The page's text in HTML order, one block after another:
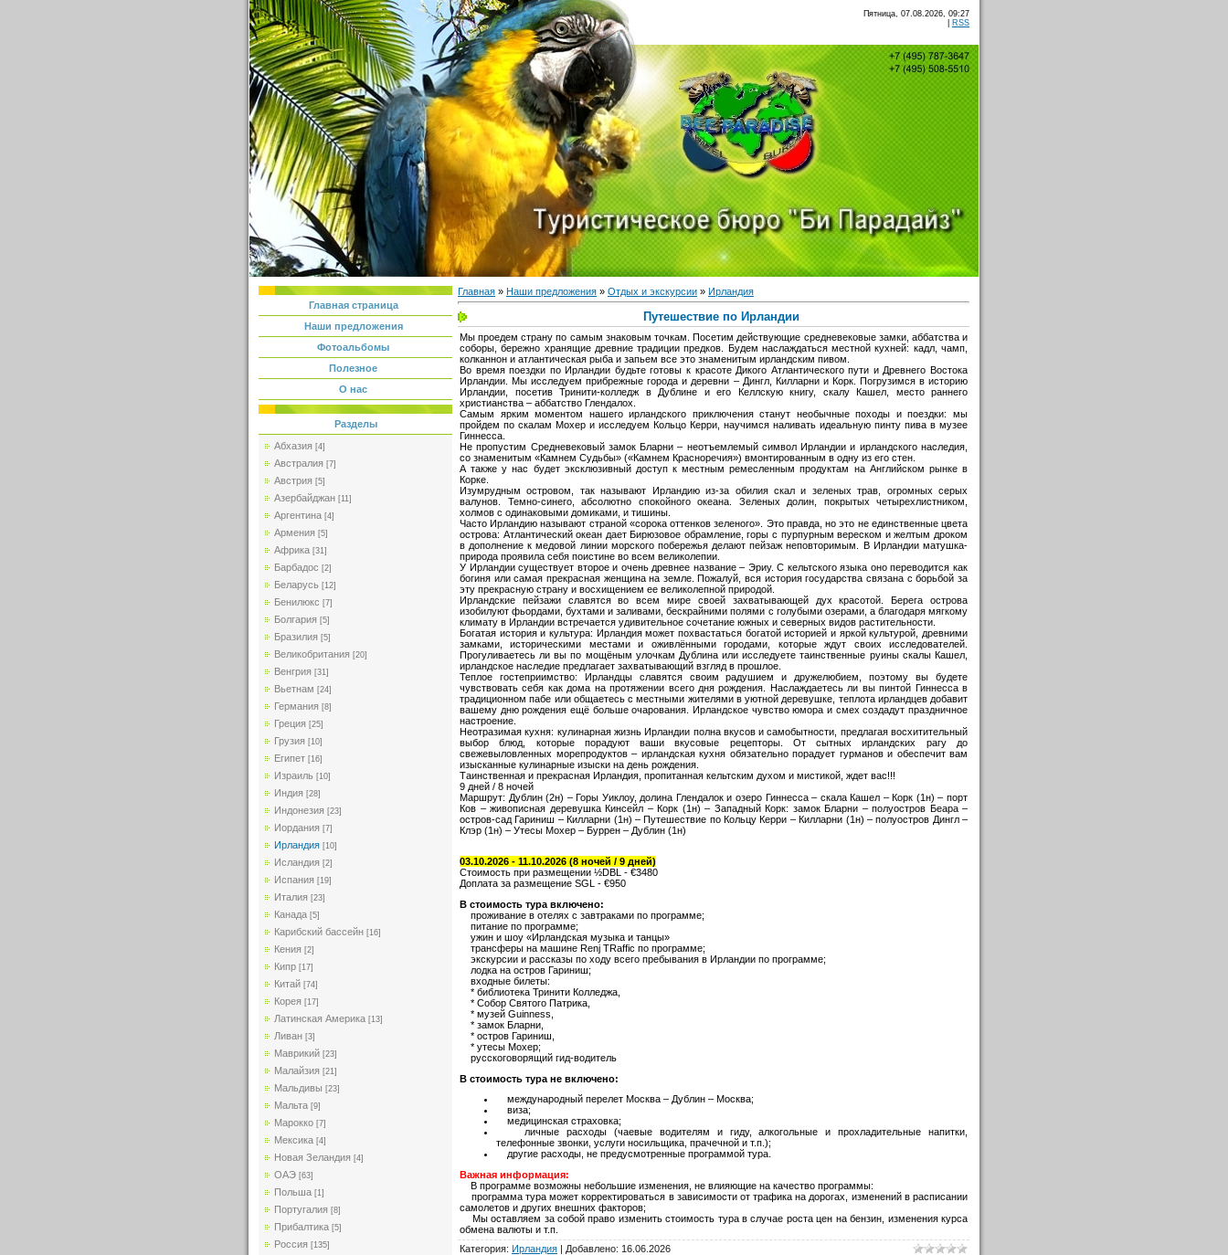
Пятница, 07.08.2026, 09:27
RSS
Главная страница
Наши предложения
Фотоальбомы
Полезное
О нас
Разделы
Абхазия [4]
Австралия [7]
Австрия [5]
Азербайджан [11]
Аргентина [4]
Армения [5]
Африка [31]
Барбадос [2]
Беларусь [12]
Бенилюкс [7]
Болгария [5]
Бразилия [5]
Великобритания [20]
Венгрия [31]
Вьетнам [24]
Германия [8]
Греция [25]
Грузия [10]
Египет [16]
Израиль [10]
Индия [28]
Индонезия [23]
Иордания [7]
Ирландия [10]
Исландия [2]
Испания [19]
Италия [23]
Канада [5]
Карибский бассейн [16]
Кения [2]
Кипр [17]
Китай [74]
Корея [17]
Латинская Америка [13]
Ливан [3]
Маврикий [23]
Малайзия [21]
Мальдивы [23]
Мальта [9]
Марокко [7]
Мексика [4]
Новая Зеландия [4]
ОАЭ [63]
Польша [1]
Португалия [8]
Прибалтика [5]
Россия [135]
Главная » Наши предложения » Отдых и экскурсии » Ирландия
Путешествие по Ирландии
Мы проедем страну по самым знаковым точкам. Посетим действующие средневековые замки, аббатства и
соборы, бережно хранящие древние традиции предков. Будем наслаждаться местной кухней: кадл, чамп,
колканнон и атлантическая рыба и запьем все это знаменитым ирландским пивом.
Во время поездки по Ирландии будьте готовы к красоте Дикого Атлантического пути и Древнего Востока
Ирландии. Мы исследуем прибрежные города и деревни – Дингл, Килларни и Корк. Погрузимся в историю
Ирландии, посетив Тринити-колледж в Дублине и его Келлскую книгу, скалу Кашел, место раннего
христианства – аббатство Глендалох.
Самым ярким моментом нашего ирландского приключения станут необычные походы и поездки: мы
пройдем по скалам Мохер и исследуем Кольцо Керри, научимся наливать идеальную пинту пива в музее
Гиннесса.
Не пропустим Средневековый замок Бларни – неотъемлемый символ Ирландии и ирландского наследия,
со знаменитым «Камнем Судьбы» («Камнем Красноречия») вмонтированным в одну из его стен.
А также у нас будет эксклюзивный доступ к местным ремесленным продуктам на Английском рынке в
Корке.
Изумрудным островом, так называют Ирландию из-за обилия скал и зеленых трав, огромных серых
валунов. Темно-синего, абсолютно спокойного океана. Зеленых долин, покрытых четырехлистником,
холмов с одинаковыми домиками, и тишины.
Часто Ирландию называют страной «сорока оттенков зеленого». Это правда, но это не единственные цвета
острова: Атлантический океан дает Бирюзовое обрамление, горы с пурпурным вереском и желтым дроком
в дополнение к медовой линии морского побережья делают пейзаж неповторимым. В Ирландии матушка-
природа проявила себя поистине во всем великолепии.
У Ирландии существует второе и очень древнее название – Эриу. С кельтского языка оно переводится как
богиня или самая прекрасная женщина на земле. Пожалуй, вся история государства связана с борьбой за
эту прекрасную страну и восхищением ее великолепной природой.
Ирландские пейзажи славятся во всем мире своей захватывающей дух красотой. Берега острова
изобилуют фьордами, бухтами и заливами, бескрайними полями с голубыми озерами, а благодаря мягкому
климату в Ирландии встречается удивительное сочетание южных и северных видов растительности.
Богатая история и культура: Ирландия может похвастаться богатой историей и яркой культурой, древними
замками, историческими местами и оживлёнными городами, которые ждут своих исследователей.
Прогуливаетесь ли вы по мощёным улочкам Дублина или исследуете таинственные руины скалы Кашел,
ирландское наследие предлагает захватывающий взгляд в прошлое.
Теплое гостеприимство: Ирландцы славятся своим радушием и дружелюбием, поэтому вы будете
чувствовать себя как дома на протяжении всего дня рождения. Наслаждаетесь ли вы пинтой Гиннесса в
традиционном пабе или общаетесь с местными жителями в уютной деревушке, теплота ирландцев добавит
вашему дню рождения ещё больше очарования. Ирландское чувство юмора и смех создадут праздничное
настроение.
Неотразимая кухня: кулинарная жизнь Ирландии полна вкусов и самобытности, предлагая восхитительный
выбор блюд, которые порадуют ваши вкусовые рецепторы. От сытных ирландских рагу до
свежевыловленных морепродуктов – ирландская кухня обязательно порадует гурманов и обеспечит вам
изысканные кулинарные изыски на день рождения.
Таинственная и прекрасная Ирландия, пропитанная кельтским духом и мистикой, ждет вас!!!
9 дней / 8 ночей
Маршрут: Дублин (2н) – Горы Уиклоу, долина Глендалок и озеро Гиннесса – скала Кашел – Корк (1н) – порт
Ков – живописная деревушка Кинсейл – Корк (1н) – Западный Корк: замок Бларни – полуостров Беара –
остров-сад Гариниш – Килларни (1н) – Путешествие по Кольцу Керри – Килларни (1н) – полуостров Дингл –
Клэр (1н) – Утесы Мохер – Буррен – Дублин (1н)
03.10.2026 - 11.10.2026 (8 ночей / 9 дней)
Стоимость при размещении ½DBL - €3480
Доплата за размещение SGL - €950
В стоимость тура включено:
проживание в отелях с завтраками по программе;
питание по программе;
ужин и шоу «Ирландская музыка и танцы»
трансферы на машине Renj TRaffic по программе;
экскурсии и рассказы по ходу всего пребывания в Ирландии по программе;
лодка на остров Гариниш;
входные билеты:
* библиотека Тринити Колледжа,
* Собор Святого Патрика,
* музей Guinness,
* замок Бларни,
* остров Гариниш,
* утесы Мохер;
русскоговорящий гид-водитель
В стоимость тура не включено:
международный перелет Москва – Дублин – Москва;
виза;
медицинская страховка;
личные расходы (чаевые водителям и гиду, алкогольные и прохладительные напитки,
телефонные звонки, услуги носильщика, прачечной и т.п.);
другие расходы, не предусмотренные программой тура.
Важная информация:
В программе возможны небольшие изменения, не влияющие на качество программы:
программа тура может корректироваться в зависимости от трафика на дорогах, изменений в расписании
самолетов и других внешних факторов;
Мы оставляем за собой право изменить стоимость тура в случае роста цен на бензин, изменения курса
обмена валюты и т.п.
Категория: Ирландия | Добавлено: 16.06.2026